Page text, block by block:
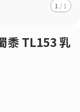
1 / 1
黍 TL153 乳